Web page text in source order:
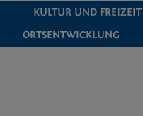
KULTUR UND FREIZEIT
ORTSENTWICKLUNG